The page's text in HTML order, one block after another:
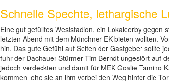
Schnelle Spechte, lethargische
Eine gut gefülltes Weststadion, ein Lokalderby gegen
letzten Abend mit dem Münchner EK bieten wollten.
hin. Das gute Gefühl auf Seiten der Gastgeber sollte
fuhr der Dachauer Stürmer Tim Berndt ungestört auf
jedoch verdeckten und damit für MEK-Goalie Tamino
kommen, ehe sie an ihm vorbei den Weg hinter die